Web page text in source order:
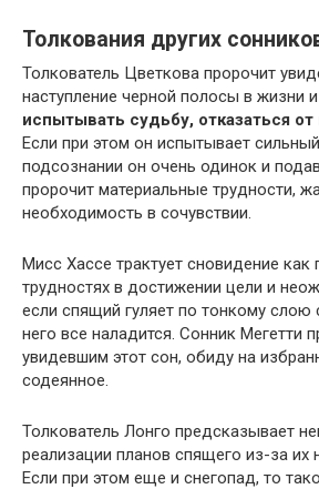
Толкования других
Толкователь Цветкова пророчит
наступление черной полосы в жизни и
испытывать судьбу, отказаться от
Если при этом он испытывает
подсознании он очень одинок и
пророчит материальные трудности,
необходимость в сочувствии.
Мисс Хассе трактует сновидение
трудностях в достижении цели и
если спящий гуляет по тонкому слою
него все наладится. Сонник Мегетти
увидевшим этот сон, обиду на
содеянное.
Толкователь Лонго предсказывает
реализации планов спящего из-за их
Если при этом еще и снегопад, то